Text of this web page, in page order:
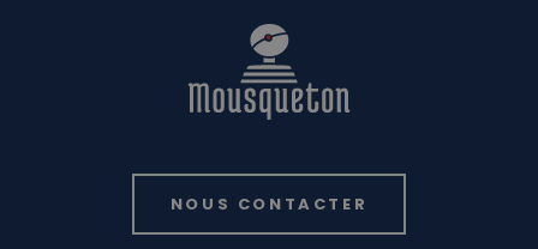
NOUS CONTACTER